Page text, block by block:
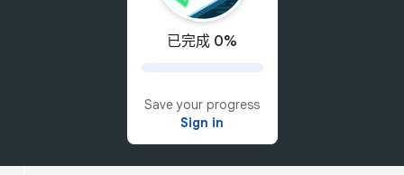
已完成 0%
Save your progress
Sign in